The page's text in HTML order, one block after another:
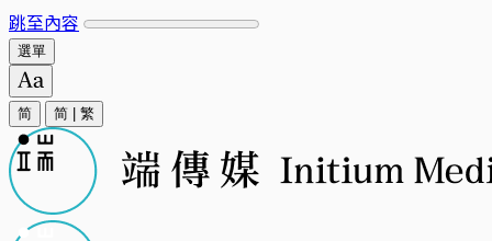
跳至內容
選單
简 简 繁